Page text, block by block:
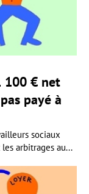
100 € net
payé à
sociaux
arbitrages au...